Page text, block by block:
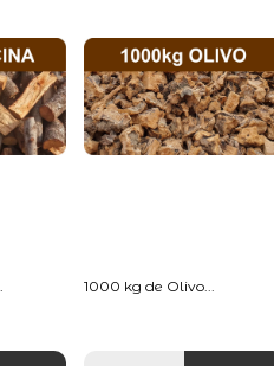
1000 kg de Olivo...